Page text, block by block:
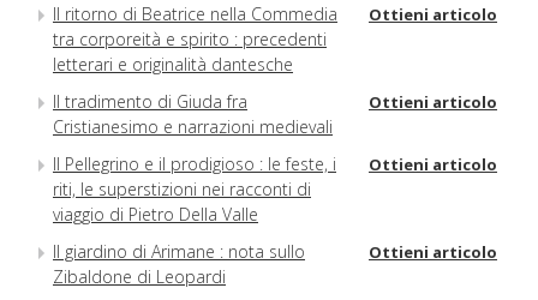
Il ritorno di Beatrice nella Commedia
tra corporeità e spirito : precedenti
letterari e originalità dantesche
Ottieni articolo
Il tradimento di Giuda fra
Cristianesimo e narrazioni medievali
Ottieni articolo
Il Pellegrino e il prodigioso : le feste, i
riti, le superstizioni nei racconti di
viaggio di Pietro Della Valle
Ottieni articolo
Il giardino di Arimane : nota sullo
Zibaldone di Leopardi
Ottieni articolo